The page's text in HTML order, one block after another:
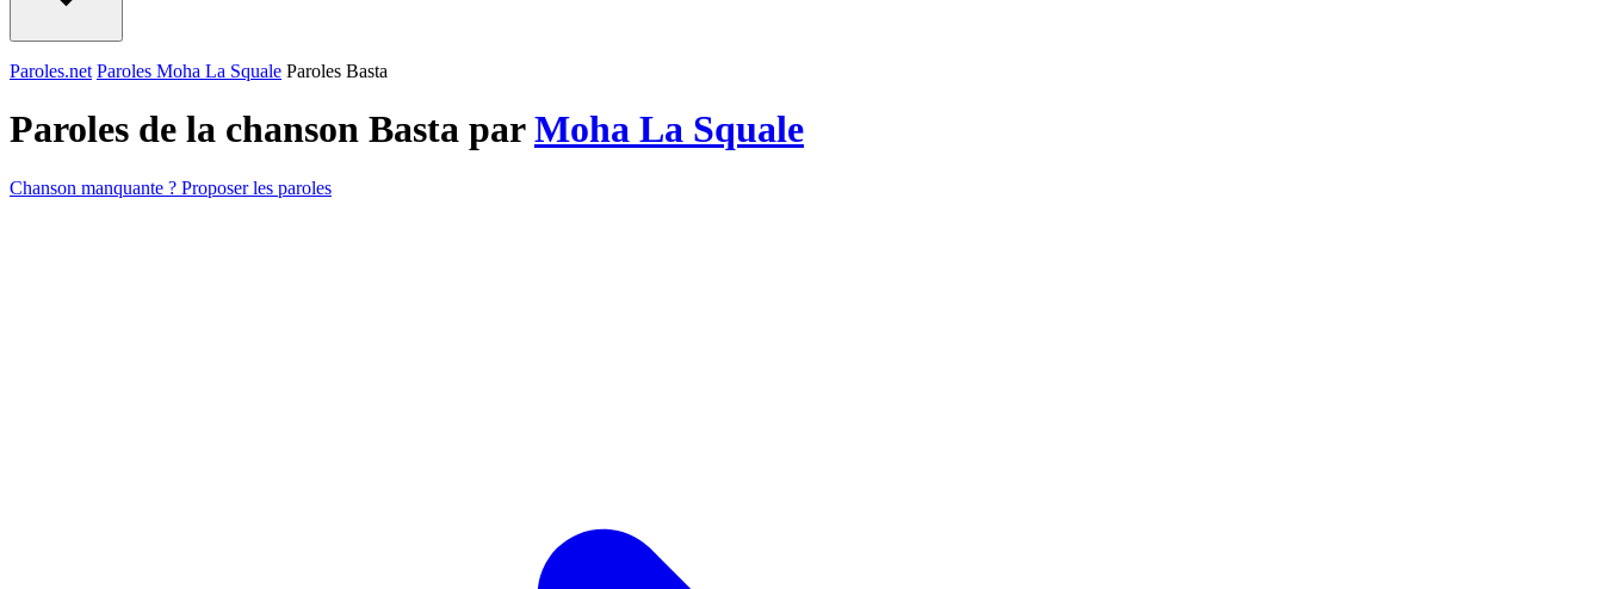
Paroles.net Paroles Moha La Squale Paroles Basta
Paroles de la chanson Basta parMoha La Squale
Chanson manquante ? Proposer les paroles